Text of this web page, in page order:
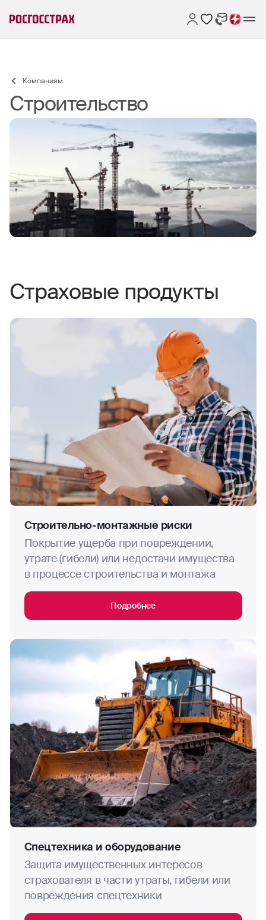
Компаниям
Строительство
Страховые продукты
Строительно-монтажные риски
Покрытие ущерба при повреждении,
утрате (гибели) или недостачи имущества
в процессе строительства и монтажа
Подробнее
Спецтехника и оборудование
Защита имущественных интересов
страхователя в части утраты, гибели или
повреждения спецтехники